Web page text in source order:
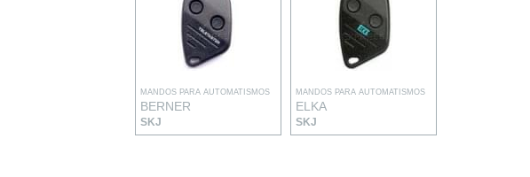
MANDOS PARA AUTOMATISMOS
BERNER
SKJ
MANDOS PARA AUTOMATISMOS
ELKA
SKJ